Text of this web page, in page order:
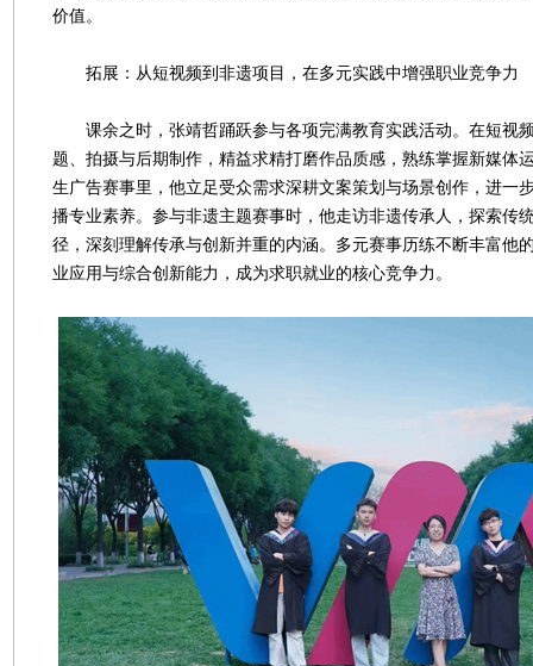
价值。
拓展：从短视频到非遗项目，在多元实践中增强职业竞争力
课余之时，张靖哲踊跃参与各项完满教育实践活动。在短视
题、拍摄与后期制作，精益求精打磨作品质感，熟练掌握新媒体
生广告赛事里，他立足受众需求深耕文案策划与场景创作，进一
播专业素养。参与非遗主题赛事时，他走访非遗传承人，探索传
径，深刻理解传承与创新并重的内涵。多元赛事历练不断丰富他
业应用与综合创新能力，成为求职就业的核心竞争力。